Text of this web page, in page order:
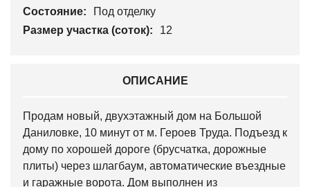
Состояние:
Под отделку
Размер участка (соток):
12
ОПИСАНИЕ
Продам новый, двухэтажный дом на Большой
Даниловке, 10 минут от м. Героев Труда. Подъезд к
дому по хорошей дороге (брусчатка, дорожные
плиты) через шлагбаум, автоматические въездные
и гаражные ворота. Дом выполнен из